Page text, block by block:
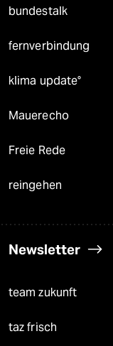
bundestalk
fernverbindung
klima update°
Mauerecho
Freie Rede
reingehen
Newsletter
team zukunft
taz frisch